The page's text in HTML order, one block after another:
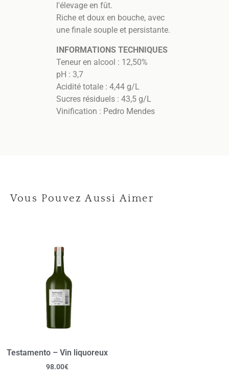
l'élevage en fût.
Riche et doux en bouche, avec
une finale souple et persistante.
INFORMATIONS TECHNIQUES
Teneur en alcool : 12,50%
pH : 3,7
Acidité totale : 4,44 g/L
Sucres résiduels : 43,5 g/L
Vinification : Pedro Mendes
Vous Pouvez Aussi Aimer
Testamento – Vin liquoreux
98.00€